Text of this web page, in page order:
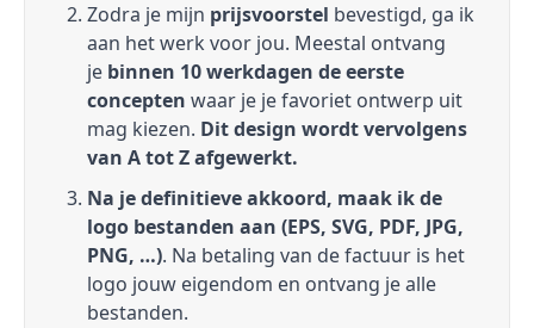
Zodra je mijn prijsvoorstel bevestigd, ga ik
aan het werk voor jou. Meestal ontvang
je binnen 10 werkdagen de eerste
concepten waar je je favoriet ontwerp uit
mag kiezen. Dit design wordt vervolgens
van A tot Z afgewerkt.
Na je definitieve akkoord, maak ik de
logo bestanden aan (EPS, SVG, PDF, JPG,
PNG, …). Na betaling van de factuur is het
logo jouw eigendom en ontvang je alle
bestanden.